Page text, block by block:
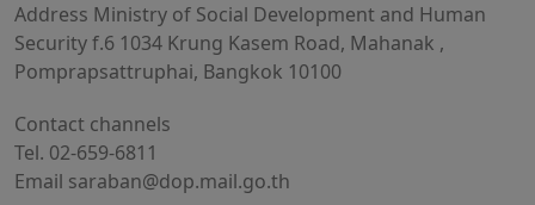
Address Ministry of Social Development and Human
Security f.6 1034 Krung Kasem Road, Mahanak ,
Pomprapsattruphai, Bangkok 10100
Contact channels
Tel. 02-659-6811
Email saraban@dop.mail.go.th